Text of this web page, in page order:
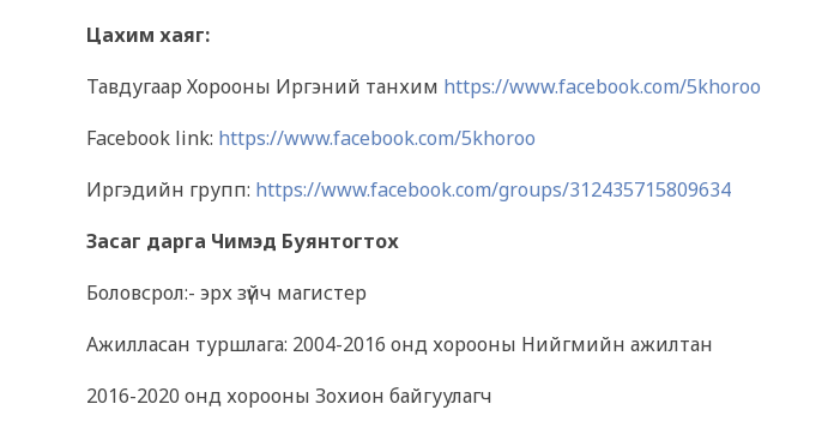
Цахим хаяг:
Тавдугаар Хорооны Иргэний танхим https://www.facebook.com/5khoroo
Facebook link: https://www.facebook.com/5khoroo
Иргэдийн групп: https://www.facebook.com/groups/312435715809634
Засаг дарга Чимэд Буянтогтох
Боловсрол:- эрх зүйч магистер
Ажилласан туршлага: 2004-2016 онд хорооны Нийгмийн ажилтан
2016-2020 онд хорооны Зохион байгуулагч